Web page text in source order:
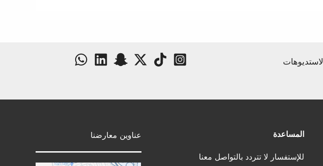
الاستديوهات
المساعدة
للإستفسار لا تتردد بالتواصل معنا
عناوين معارضنا